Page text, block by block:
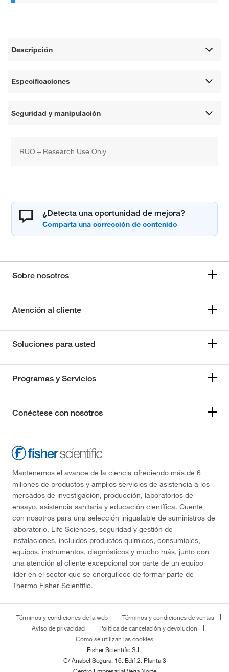
Descripción
Especificaciones
Seguridad y manipulación
RUO – Research Use Only
¿Detecta una oportunidad de mejora?
Sobre nosotros
Atención al cliente
Soluciones para usted
Programas y Servicios
Conéctese con nosotros
Mantenemos el avance de la ciencia ofreciendo más de 6
millones de productos y amplios servicios de asistencia a los
mercados de investigación, producción, laboratorios de
ensayo, asistencia sanitaria y educación científica. Cuente
con nosotros para una selección inigualable de suministros de
laboratorio, Life Sciences, seguridad y gestión de
instalaciones, incluidos productos químicos, consumibles,
equipos, instrumentos, diagnósticos y mucho más, junto con
una atención al cliente excepcional por parte de un equipo
líder en el sector que se enorgullece de formar parte de
Thermo Fisher Scientific.
Términos y condiciones de la web
Términos y condiciones de ventas
Aviso de privacidad
Política de cancelación y devolución
Cómo se utilizan las cookies
Fisher Scientific S.L.
C/ Anabel Segura, 16. Edif.2. Planta 3